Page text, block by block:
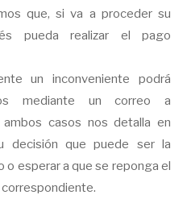
que, si va a proceder su
pueda realizar el pago
un inconveniente podrá
mediante un correo a
ambos casos nos detalla en
decisión que puede ser la
o esperar a que se reponga el